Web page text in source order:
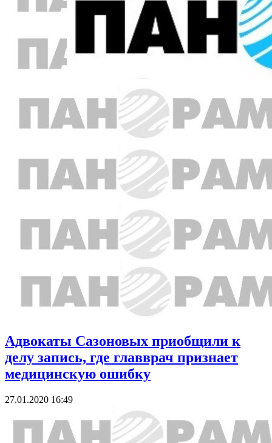
Адвокаты Сазоновых приобщили к
делу запись, где главврач признает
медицинскую ошибку
27.01.2020 16:49